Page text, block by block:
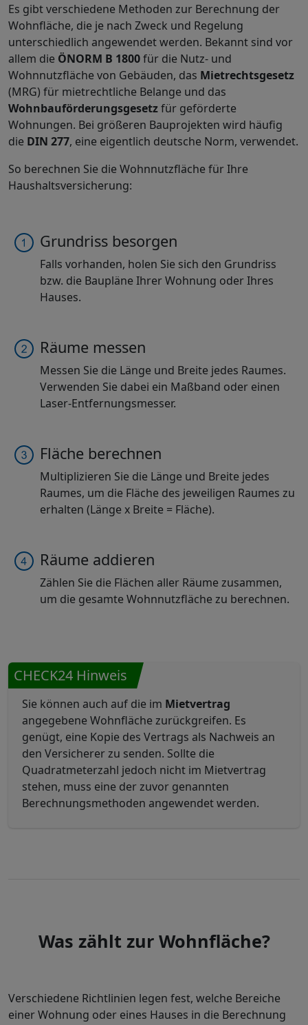
Es gibt verschiedene Methoden zur Berechnung der
Wohnfläche, die je nach Zweck und Regelung
unterschiedlich angewendet werden. Bekannt sind vor
allem die ÖNORM B 1800für die Nutz- und
Wohnnutzfläche von Gebäuden, das Mietrechtsgesetz
(MRG) für mietrechtliche Belange und das
Wohnbauförderungsgesetzfür geförderte
Wohnungen. Bei größeren Bauprojekten wird häufig
die DIN 277, eine eigentlich deutsche Norm, verwendet.
So berechnen Sie die Wohnnutzfläche für Ihre
Haushaltsversicherung:
Grundriss besorgen
Falls vorhanden, holen Sie sich den Grundriss
bzw. die Baupläne Ihrer Wohnung oder Ihres
Hauses.
Räume messen
Messen Sie die Länge und Breite jedes Raumes.
Verwenden Sie dabei ein Maßband oder einen
Laser-Entfernungsmesser.
Fläche berechnen
Multiplizieren Sie die Länge und Breite jedes
Raumes, um die Fläche des jeweiligen Raumes zu
erhalten (Länge x Breite = Fläche).
Räume addieren
Zählen Sie die Flächen aller Räume zusammen,
um die gesamte Wohnnutzfläche zu berechnen.
CHECK24 Hinweis
Sie können auch auf die im Mietvertrag
angegebene Wohnfläche zurückgreifen. Es
genügt, eine Kopie des Vertrags als Nachweis an
den Versicherer zu senden. Sollte die
Quadratmeterzahl jedoch nicht im Mietvertrag
stehen, muss eine der zuvor genannten
Berechnungsmethoden angewendet werden.
Was zählt zur Wohnfläche?
Verschiedene Richtlinien legen fest, welche Bereiche
einer Wohnung oder eines Hauses in die Berechnung